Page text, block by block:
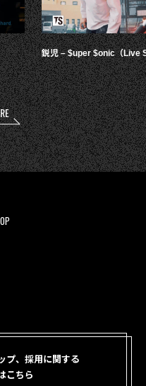
鋭児 – $uper $onic（Live
プ、採用に関する
こちら